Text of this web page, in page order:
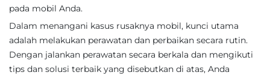
pada mobil Anda.
Dalam menangani kasus rusaknya mobil, kunci utama
adalah melakukan perawatan dan perbaikan secara rutin.
Dengan jalankan perawatan secara berkala dan mengikuti
tips dan solusi terbaik yang disebutkan di atas, Anda